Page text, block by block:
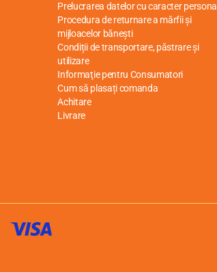
Prelucrarea datelor cu caracter personal
Procedura de returnare a mărfii și
mijloacelor bănești
Condiții de transportare, păstrare și
utilizare
Informaţie pentru Consumatori
Cum să plasați comanda
Achitare
Livrare